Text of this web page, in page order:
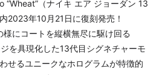
“Wheat”（ナイキ エア ジョーダン 13
2023年10月21日に復刻発売！
にコートを縦横無尽に駆け回る
を具現化した13代目シグネチャーモ
せるユニークなホログラムが特徴的